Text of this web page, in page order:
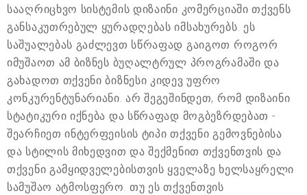
სააღრიცხვო სისტემის დიზაინი კომერციაში თქვენს
განსაკუთრებულ ყურადღებას იმსახურებს. ეს
საშუალებას გაძლევთ სწრაფად გაიგოთ როგორ
იმუშაოთ ამ ბიზნეს ბუღალტრულ პროგრამაში და
გახადოთ თქვენი ბიზნესი კიდევ უფრო
კონკურენტუნარიანი. არ შეგეშინდეთ, რომ დიზაინი
სტატიკური იქნება და სწრაფად მოგბეზრდებათ -
შეარჩიეთ ინტერფეისის ტიპი თქვენი გემოვნებისა
და სტილის მიხედვით და შექმენით თქვენთვის და
თქვენი გამყიდველებისთვის ყველაზე ხელსაყრელი
სამუშაო ატმოსფერო. თუ ეს თქვენთვის